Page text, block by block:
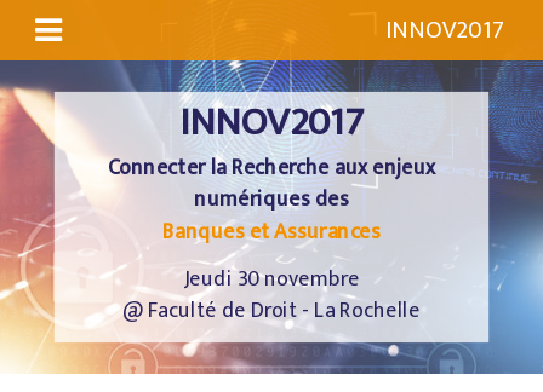
INNOV2017
INNOV2017
Connecter la Recherche aux enjeux
numériques des
Banques et Assurances
Jeudi 30 novembre
@ Faculté de Droit - La Rochelle